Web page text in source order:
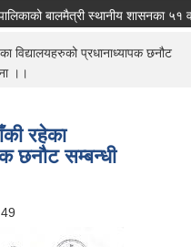
बालमैत्री स्थानीय शासनका ५१
विद्यालयहरुको प्रधानाध्यापक छनौट
।।
रहेका
छनौट सम्बन्धी